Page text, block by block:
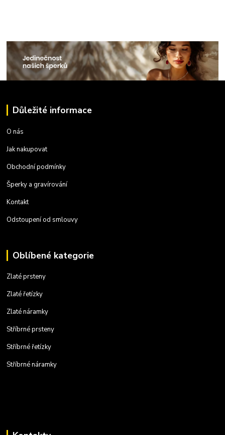
Důležité informace
O nás
Jak nakupovat
Obchodní podmínky
Šperky a gravírování
Kontakt
Odstoupení od smlouvy
Oblíbené kategorie
Zlaté prsteny
Zlaté řetízky
Zlaté náramky
Stříbrné prsteny
Stříbrné řetízky
Stříbrné náramky